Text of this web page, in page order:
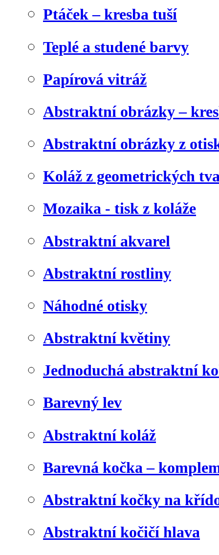
Ptáček – kresba tuší
Teplé a studené barvy
Papírová vitráž
Abstraktní obrázky –
Abstraktní obrázky z
Koláž z geometrických
Mozaika - tisk z koláže
Abstraktní akvarel
Abstraktní rostliny
Náhodné otisky
Abstraktní květiny
Jednoduchá abstraktní
Barevný lev
Abstraktní koláž
Barevná kočka –
Abstraktní kočky na
Abstraktní kočičí hlava